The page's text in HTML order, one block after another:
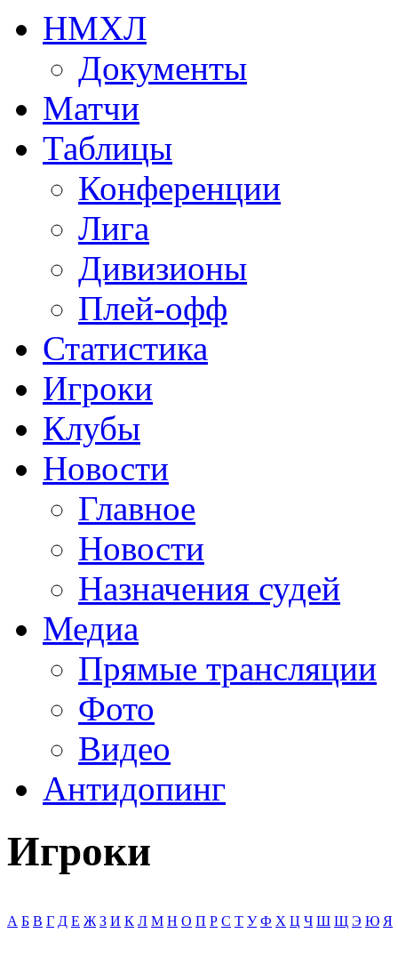
НМХЛ
Документы
Матчи
Таблицы
Конференции
Лига
Дивизионы
Плей-офф
Статистика
Игроки
Клубы
Новости
Главное
Новости
Назначения судей
Медиа
Прямые трансляции
Фото
Видео
Антидопинг
Игроки
А Б В Г Д Е Ж З И К Л М Н О П Р С Т У Ф Х Ц Ч Ш Щ Э Ю Я